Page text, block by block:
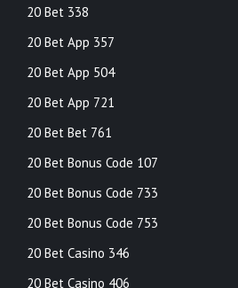
20 Bet 338
20 Bet App 357
20 Bet App 504
20 Bet App 721
20 Bet Bet 761
20 Bet Bonus Code 107
20 Bet Bonus Code 733
20 Bet Bonus Code 753
20 Bet Casino 346
20 Bet Casino 406